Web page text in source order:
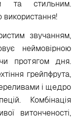
та стильним.
використання!
звучанням,
неймовірною
протягом дня.
грейпфрута,
і щедро
Комбінація
витонченості,